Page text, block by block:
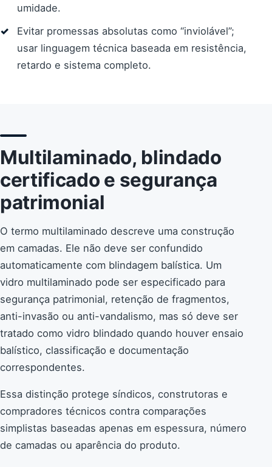
umidade.
Evitar promessas absolutas como “inviolável”;
usar linguagem técnica baseada em resistência,
retardo e sistema completo.
Multilaminado, blindado
certificado e segurança
patrimonial
O termo multilaminado descreve uma construção
em camadas. Ele não deve ser confundido
automaticamente com blindagem balística. Um
vidro multilaminado pode ser especificado para
segurança patrimonial, retenção de fragmentos,
anti-invasão ou anti-vandalismo, mas só deve ser
tratado como vidro blindado quando houver ensaio
balístico, classificação e documentação
correspondentes.
Essa distinção protege síndicos, construtoras e
compradores técnicos contra comparações
simplistas baseadas apenas em espessura, número
de camadas ou aparência do produto.